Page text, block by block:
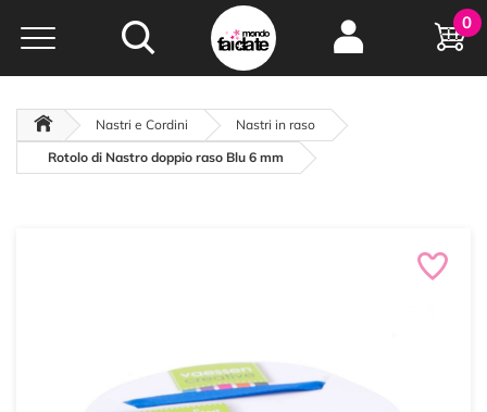
Hobby e
creatività...
oltre 15 anni online
0
Nastri e Cordini
Nastri in raso
Rotolo di Nastro doppio raso Blu 6 mm